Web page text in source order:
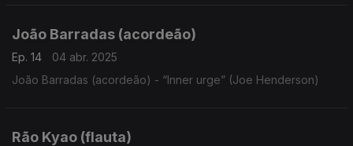
João Barradas (acordeão)
Ep. 14
04 abr. 2025
João Barradas (acordeão) - “Inner urge” (Joe Henderson)
Rão Kyao (flauta)